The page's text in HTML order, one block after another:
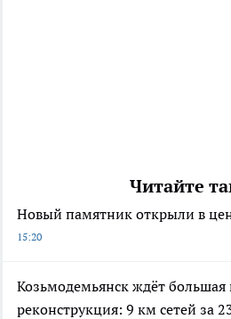
Читайте
Новый памятник открыли в
15:20
Козьмодемьянск ждёт
реконструкция: 9 км сетей за